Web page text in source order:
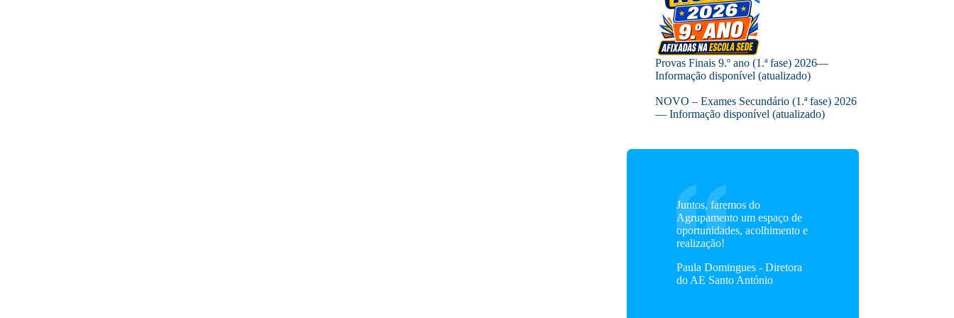
Provas Finais 9.º ano (1.ª fase) 2026—
Informação disponível (atualizado)
NOVO – Exames Secundário (1.ª fase) 2026
— Informação disponível (atualizado)
Juntos, faremos do
Agrupamento um espaço de
oportunidades, acolhimento e
realização!
Paula Domingues - Diretora
do AE Santo António